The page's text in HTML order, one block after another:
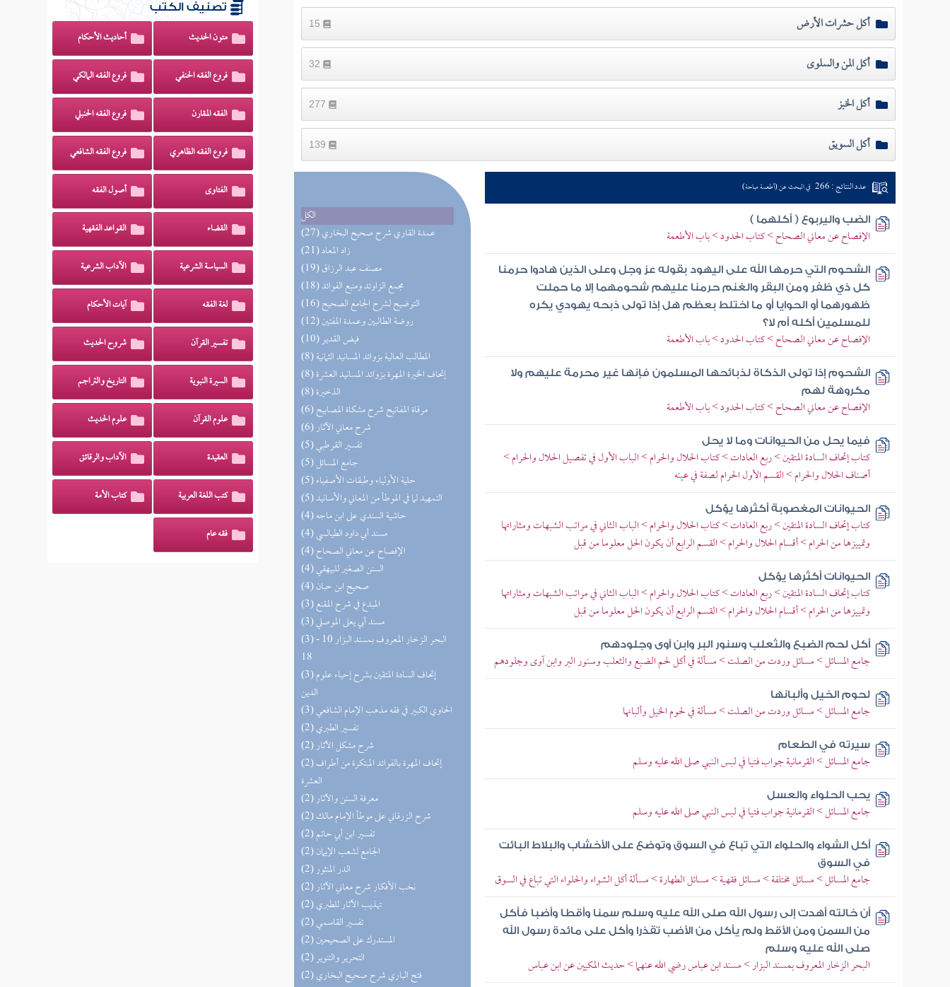
أكل حشرات الأرض
أكل المن والسلوى
أكل الخبز
أكل السويق
الكل
(27) عمدة القاري شرح صحيح البخاري
(21) زاد المعاد
(19) مصنف عبد الرزاق
(18) مجمع الزاوئد ومنبع الفوائد
(16) التوضيح لشرح الجامع الصحيح
(12) روضة الطالبين وعمدة المفتين
(10) فيض القدير
(8) المطالب العالية بزوائد المسانيد الثمانية
(8) إتحاف الخيرة المهرة بزوائد المسانيد العشرة
(8) الذخيرة
(6) مرقاة المفاتيح شرح مشكاة المصابيح
(6) شرح معاني الآثار
(5) تفسير القرطبي
(5) جامع المسائل
(5) حلية الأولياء وطبقات الأصفياء
(5) التمهيد لما في الموطأ من المعاني والأسانيد
(4) حاشية السندي على ابن ماجه
(4) مسند أبي داود الطيالسي
(4) الإفصاح عن معاني الصحاح
(4) السنن الصغير للبيهقي
(4) صحيح ابن حبان
(3) المبدع في شرح المقنع
(3) مسند أبي يعلى الموصلي
(3) البحر الزخار المعروف بمسند البزار 10 -
18
(3) إتحاف السادة المتقين بشرح إحياء علوم
الدين
(3) الحاوي الكبير في فقه مذهب الإمام الشافعي
(2) تفسير الطبري
(2) شرح مشكل الآثار
(2) إتحاف المهرة بالفوائد المبتكرة من أطراف
العشرة
(2) معرفة السنن والآثار
(2) شرح الزرقاني على موطأ الإمام مالك
(2) تفسير ابن أبي حاتم
(2) الجامع لشعب الإيمان
(2) الدر المنثور
(2) نخب الأفكار شرح معاني الآثار
(2) تهذيب الآثار للطبري
(2) تفسير القاسمي
(2) المستدرك على الصحيحين
(2) التحرير والتنوير
(2) فتح الباري شرح صحيح البخاري
عدد النتائج : 266 في البحث عن (أطعمة مباحة)
الضب واليربوع ( أكلهما )
الإفصاح عن معاني الصحاح > كتاب الحدود > باب الأطعمة
الشحوم التي حرمها الله على اليهود بقوله عز وجل وعلى الذين هادوا حرمنا
كل ذي ظفر ومن البقر والغنم حرمنا عليهم شحومهما إلا ما حملت
ظهورهما أو الحوايا أو ما اختلط بعظم هل إذا تولى ذبحه يهودي يكره
للمسلمين أكله أم لا؟
الإفصاح عن معاني الصحاح > كتاب الحدود > باب الأطعمة
الشحوم إذا تولى الذكاة لذبائحها المسلمون فإنها غير محرمة عليهم ولا
مكروهة لهم
الإفصاح عن معاني الصحاح > كتاب الحدود > باب الأطعمة
فيما يحل من الحيوانات وما لا يحل
كتاب إتحاف السادة المتقين > ربع العادات > كتاب الحلال والحرام > الباب الأول في تفصيل الحلال والحرام >
أصناف الحلال والحرام > القسم الأول الحرام لصفة في عينه
الحيوانات المغصوبة أكثرها يؤكل
كتاب إتحاف السادة المتقين > ربع العادات > كتاب الحلال والحرام > الباب الثاني في مراتب الشبهات ومثاراتها
وتمييزها من الحرام > أقسام الحلال والحرام > القسم الرابع أن يكون الحل معلوما من قبل
الحيوانات أكثرها يؤكل
كتاب إتحاف السادة المتقين > ربع العادات > كتاب الحلال والحرام > الباب الثاني في مراتب الشبهات ومثاراتها
وتمييزها من الحرام > أقسام الحلال والحرام > القسم الرابع أن يكون الحل معلوما من قبل
أكل لحم الضبع والثعلب وسنور البر وابن آوى وجلودهم
جامع المسائل > مسائل وردت من الصلت > مسألة في أكل لحم الضبع والثعلب وسنور البر وابن آوى وجلودهم
لحوم الخيل وألبانها
جامع المسائل > مسائل وردت من الصلت > مسألة في لحوم الخيل وألبانها
سيرته في الطعام
جامع المسائل > القرمانية جواب فتيا في لبس النبي صلى الله عليه وسلم
يحب الحلواء والعسل
جامع المسائل > القرمانية جواب فتيا في لبس النبي صلى الله عليه وسلم
أكل الشواء والحلواء التي تباع في السوق وتوضع على الأخشاب والبلاط البائت
في السوق
جامع المسائل > مسائل مختلفة > مسائل فقهية > مسائل الطهارة > مسألة أكل الشواء والحلواء التي تباع في السوق
أن خالته أهدت إلى رسول الله صلى الله عليه وسلم سمنا وأقطا وأضبا فأكل
من السمن ومن الأقط ولم يأكل من الأضب تقذرا وأكل على مائدة رسول الله
صلى الله عليه وسلم
البحر الزخار المعروف بمسند البزار > مسند ابن عباس رضي الله عنهما > حديث المكيين عن ابن عباس
تصنيف الكتب
متون الحديث أحاديث الأحكام
فروع الفقه الحنفي فروع الفقه المالكي
الفقه المقارن فروع الفقه الحنبلي
فروع الفقه الظاهري فروع الفقه الشافعي
الفتاوى أصول الفقه
القضاء القواعد الفقهية
السياسة الشرعية الآداب الشرعية
لغة الفقه آيات الأحكام
تفسير القرآن شروح الحديث
السيرة النبوية التاريخ والتراجم
علوم القرآن علوم الحديث
العقيدة الآداب والرقائق
كتب اللغة العربية كتاب الأمة
فقه عام